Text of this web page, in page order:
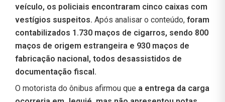
veículo, os policiais encontraram cinco caixas com
vestígios suspeitos. Após analisar o conteúdo, foram
contabilizados 1.730 maços de cigarros, sendo 800
maços de origem estrangeira e 930 maços de
fabricação nacional, todos desassistidos de
documentação fiscal.
O motorista do ônibus afirmou que a entrega da carga